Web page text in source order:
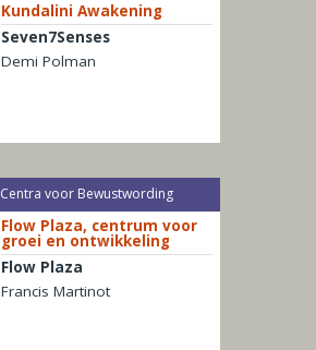
Kundalini Awakening
Seven7Senses
Demi Polman
Centra voor Bewustwording
Flow Plaza, centrum voor
groei en ontwikkeling
Flow Plaza
Francis Martinot